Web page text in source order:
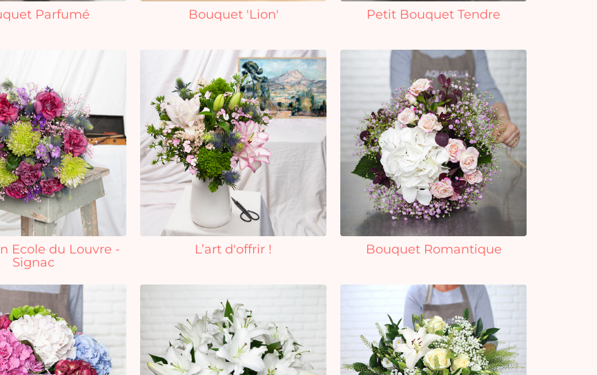
Parfumé Bouquet 'Lion' Petit Bouquet Tendre
Ecole du Louvre -
Signac
L’art d'offrir ! Bouquet Romantique